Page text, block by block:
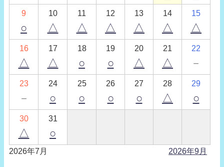
9
○
10
△
11
△
12
△
13
△
14
△
15
△
16
△
17
△
18
○
19
○
20
△
21
△
22
－
23
－
24
○
25
○
26
○
27
○
28
△
29
○
30
△
31
○
2026年7月 2026年9月